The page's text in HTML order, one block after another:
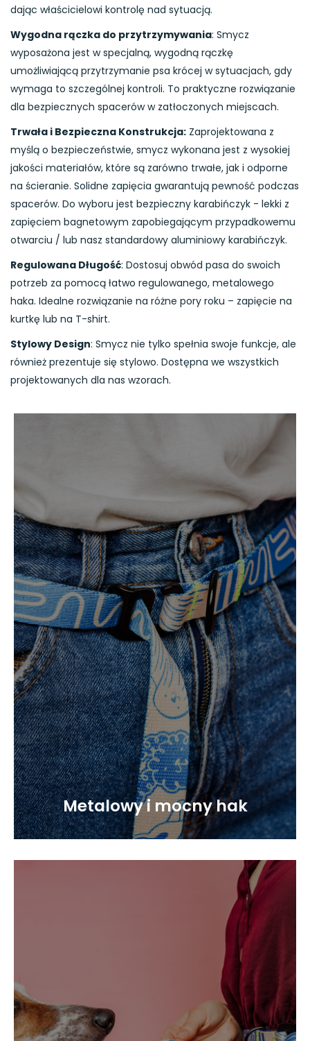
dając właścicielowi kontrolę nad sytuacją.
Wygodna rączka do przytrzymywania: Smycz
wyposażona jest w specjalną, wygodną rączkę
umożliwiającą przytrzymanie psa krócej w sytuacjach, gdy
wymaga to szczególnej kontroli. To praktyczne rozwiązanie
dla bezpiecznych spacerów w zatłoczonych miejscach.
Trwała i Bezpieczna Konstrukcja: Zaprojektowana z
myślą o bezpieczeństwie, smycz wykonana jest z wysokiej
jakości materiałów, które są zarówno trwałe, jak i odporne
na ścieranie. Solidne zapięcia gwarantują pewność podczas
spacerów. Do wyboru jest bezpieczny karabińczyk - lekki z
zapięciem bagnetowym zapobiegającym przypadkowemu
otwarciu / lub nasz standardowy aluminiowy karabińczyk.
Regulowana Długość: Dostosuj obwód pasa do swoich
potrzeb za pomocą łatwo regulowanego, metalowego
haka. Idealne rozwiązanie na różne pory roku – zapięcie na
kurtkę lub na T-shirt.
Stylowy Design: Smycz nie tylko spełnia swoje funkcje, ale
również prezentuje się stylowo. Dostępna we wszystkich
projektowanych dla nas wzorach.
Metalowy i mocny hak